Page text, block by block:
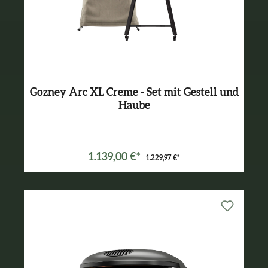
Gozney Arc XL Creme - Set mit Gestell und
Haube
1.139,00 €* 1.229,97 €*